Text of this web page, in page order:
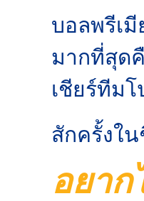
บอลพรีเ
มากที่สุด
เชียร์ทีม
สักครั้งใ
อยาก